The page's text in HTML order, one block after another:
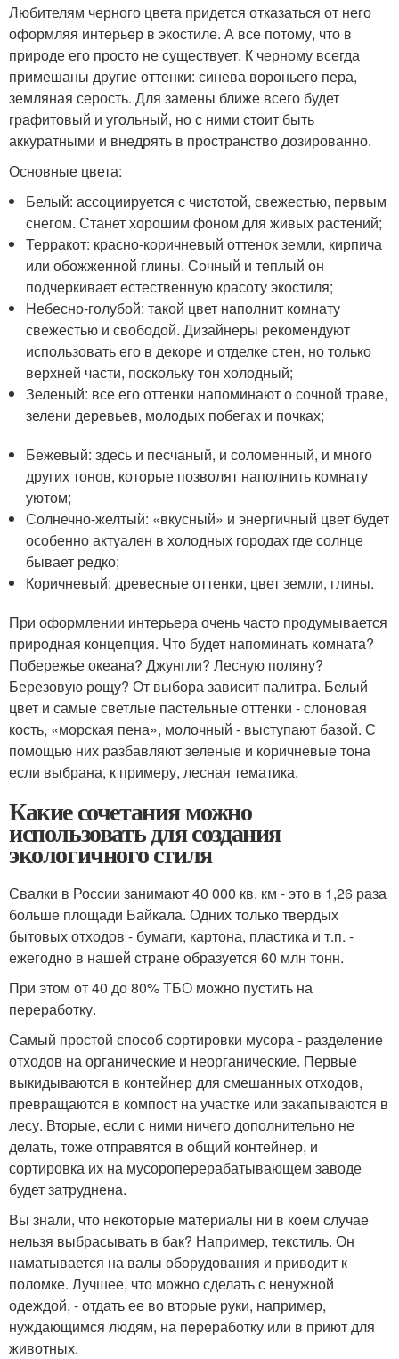
Любителям черного цвета придется отказаться от него
оформляя интерьер в экостиле. А все потому, что в
природе его просто не существует. К черному всегда
примешаны другие оттенки: синева вороньего пера,
земляная серость. Для замены ближе всего будет
графитовый и угольный, но с ними стоит быть
аккуратными и внедрять в пространство дозированно.
Основные цвета:
Белый: ассоциируется с чистотой, свежестью, первым
снегом. Станет хорошим фоном для живых растений;
Терракот: красно-коричневый оттенок земли, кирпича
или обожженной глины. Сочный и теплый он
подчеркивает естественную красоту экостиля;
Небесно-голубой: такой цвет наполнит комнату
свежестью и свободой. Дизайнеры рекомендуют
использовать его в декоре и отделке стен, но только
верхней части, поскольку тон холодный;
Зеленый: все его оттенки напоминают о сочной траве,
зелени деревьев, молодых побегах и почках;
Бежевый: здесь и песчаный, и соломенный, и много
других тонов, которые позволят наполнить комнату
уютом;
Солнечно-желтый: «вкусный» и энергичный цвет будет
особенно актуален в холодных городах где солнце
бывает редко;
Коричневый: древесные оттенки, цвет земли, глины.
При оформлении интерьера очень часто продумывается
природная концепция. Что будет напоминать комната?
Побережье океана? Джунгли? Лесную поляну?
Березовую рощу? От выбора зависит палитра. Белый
цвет и самые светлые пастельные оттенки - слоновая
кость, «морская пена», молочный - выступают базой. С
помощью них разбавляют зеленые и коричневые тона
если выбрана, к примеру, лесная тематика.
Какие сочетания можно
использовать для создания
экологичного стиля
Свалки в России занимают 40 000 кв. км - это в 1,26 раза
больше площади Байкала. Одних только твердых
бытовых отходов - бумаги, картона, пластика и т.п. -
ежегодно в нашей стране образуется 60 млн тонн.
При этом от 40 до 80% ТБО можно пустить на
переработку.
Самый простой способ сортировки мусора - разделение
отходов на органические и неорганические. Первые
выкидываются в контейнер для смешанных отходов,
превращаются в компост на участке или закапываются в
лесу. Вторые, если с ними ничего дополнительно не
делать, тоже отправятся в общий контейнер, и
сортировка их на мусороперерабатывающем заводе
будет затруднена.
Вы знали, что некоторые материалы ни в коем случае
нельзя выбрасывать в бак? Например, текстиль. Он
наматывается на валы оборудования и приводит к
поломке. Лучшее, что можно сделать с ненужной
одеждой, - отдать ее во вторые руки, например,
нуждающимся людям, на переработку или в приют для
животных.